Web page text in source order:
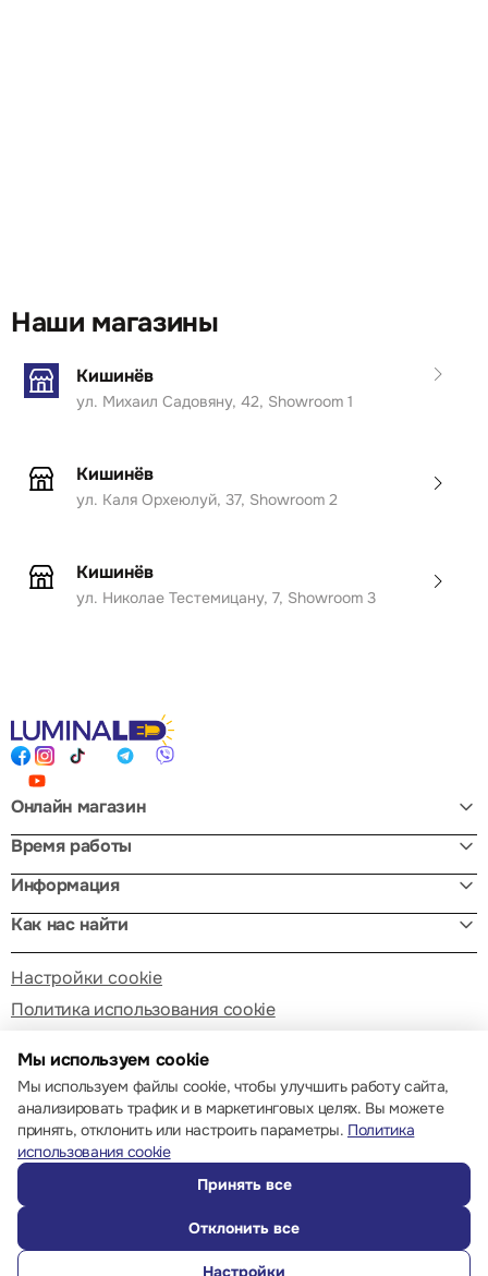
Наши магазины
Кишинёв
ул. Михаил Садовяну, 42, Showroom 1
Кишинёв
ул. Каля Орхеюлуй, 37, Showroom 2
Кишинёв
ул. Николае Тестемицану, 7, Showroom 3
Онлайн магазин
Время работы
Информация
Как нас найти
Настройки cookie
Политика использования cookie
© 2013 – 2026 ECOM
Мы используем cookie
Мы используем файлы cookie, чтобы улучшить работу сайта,
анализировать трафик и в маркетинговых целях. Вы можете
принять, отклонить или настроить параметры. Политика
использования cookie
Принять все
Отклонить все
Настройки